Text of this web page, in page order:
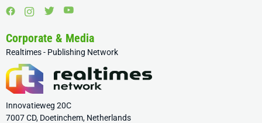
Corporate & Media
Realtimes - Publishing Network
Innovatieweg 20C
7007 CD, Doetinchem, Netherlands